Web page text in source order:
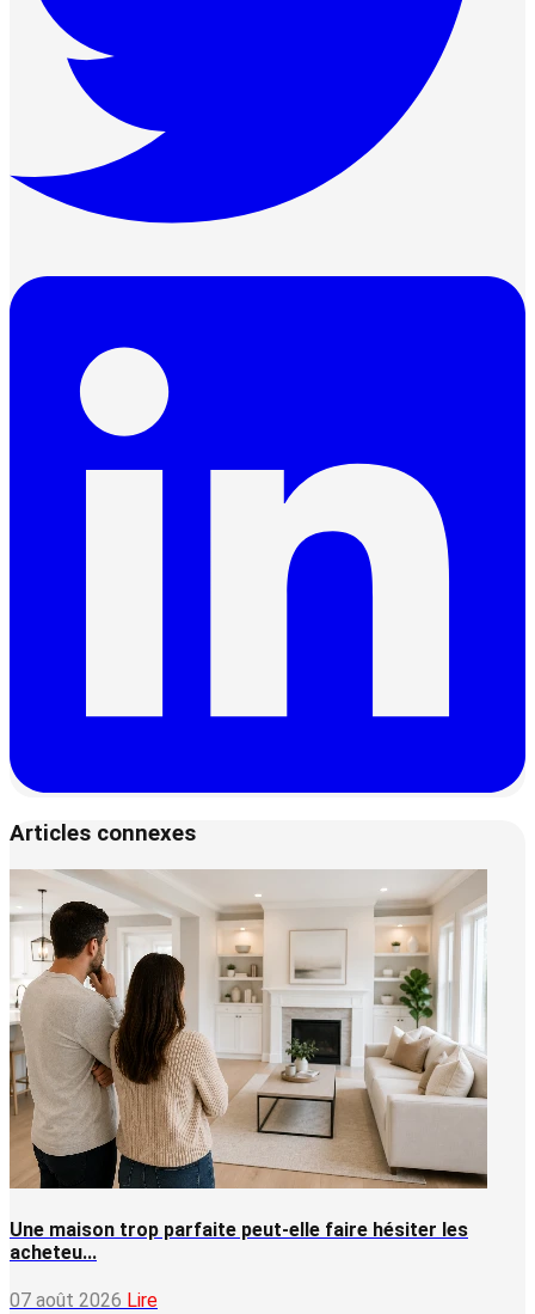
Articles connexes
Une maison trop parfaite peut-elle faire hésiter les
acheteu...
07 août 2026 Lire